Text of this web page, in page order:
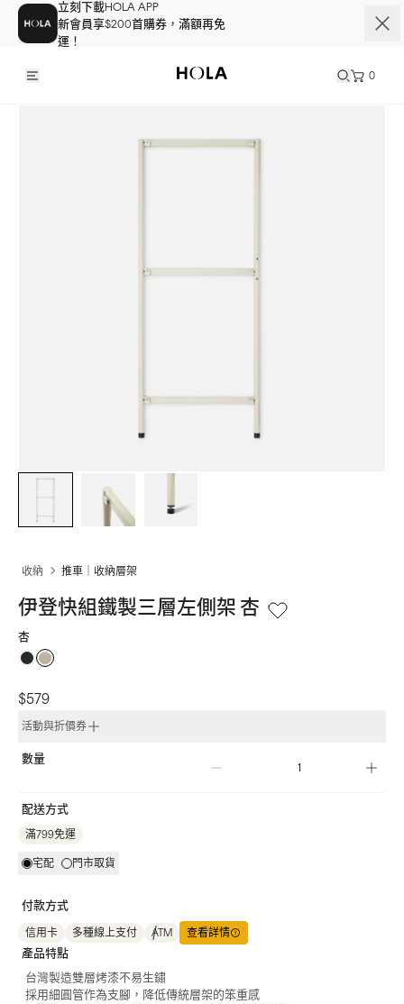
立刻下載HOLA APP
新會員享$200首購券，滿額再免
運！
0
收納 推車｜收納層架
伊登快組鐵製三層左側架 杏
杏
$579
活動與折價券
數量
配送方式
滿799免運
宅配 門市取貨
付款方式
信用卡 多種線上支付 ATM 查看詳情
產品特點
台灣製造雙層烤漆不易生鏽
採用細圓管作為支腳，降低傳統層架的笨重感